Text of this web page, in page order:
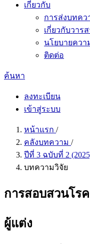
เกี่ยวกับ
การส่งบทคว
เกี่ยวกับวาร
นโยบายควา
ติดต่อ
ค้นหา
ลงทะเบียน
เข้าสู่ระบบ
หน้าแรก /
คลังบทความ /
ปีที่ 3 ฉบับที่ 2
บทความวิจัย
การสอบสวนโร
ผู้แต่ง